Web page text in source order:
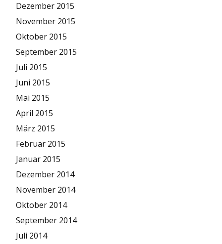
Dezember 2015
November 2015
Oktober 2015
September 2015
Juli 2015
Juni 2015
Mai 2015
April 2015
März 2015
Februar 2015
Januar 2015
Dezember 2014
November 2014
Oktober 2014
September 2014
Juli 2014